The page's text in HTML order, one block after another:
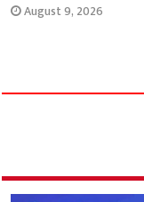
August 9, 2026